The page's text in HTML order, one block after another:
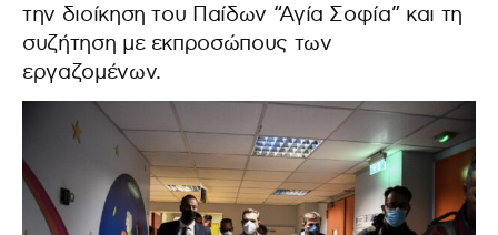
την διοίκηση του Παίδων “Αγία Σοφία” και τη
συζήτηση με εκπροσώπους των
εργαζομένων.